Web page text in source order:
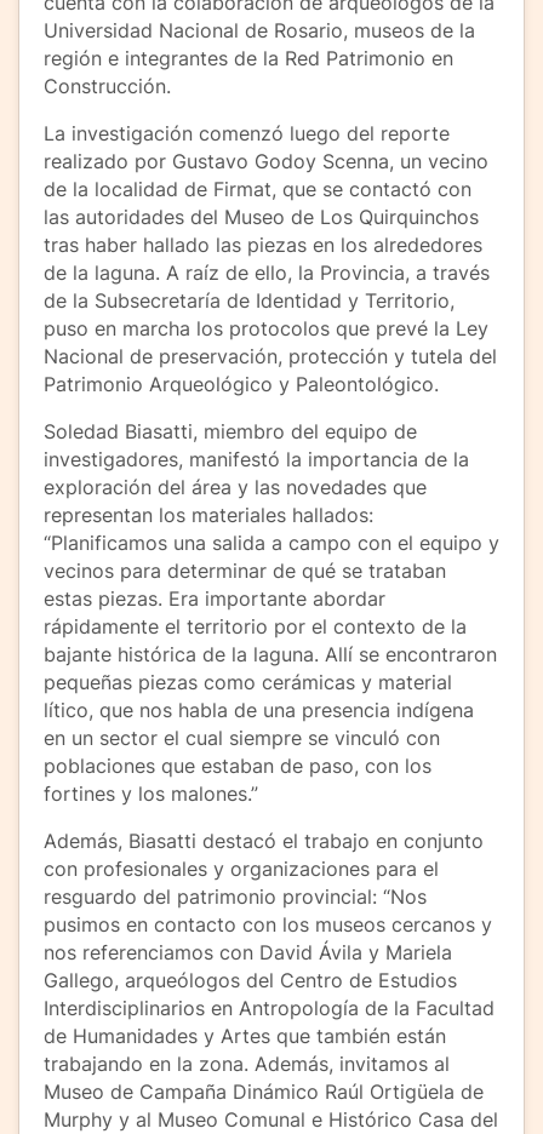
Universidad Nacional de Rosario, museos de la
región e integrantes de la Red Patrimonio en
Construcción.
La investigación comenzó luego del reporte
realizado por Gustavo Godoy Scenna, un vecino
de la localidad de Firmat, que se contactó con
las autoridades del Museo de Los Quirquinchos
tras haber hallado las piezas en los alrededores
de la laguna. A raíz de ello, la Provincia, a través
de la Subsecretaría de Identidad y Territorio,
puso en marcha los protocolos que prevé la Ley
Nacional de preservación, protección y tutela del
Patrimonio Arqueológico y Paleontológico.
Soledad Biasatti, miembro del equipo de
investigadores, manifestó la importancia de la
exploración del área y las novedades que
representan los materiales hallados:
“Planificamos una salida a campo con el equipo y
vecinos para determinar de qué se trataban
estas piezas. Era importante abordar
rápidamente el territorio por el contexto de la
bajante histórica de la laguna. Allí se encontraron
pequeñas piezas como cerámicas y material
lítico, que nos habla de una presencia indígena
en un sector el cual siempre se vinculó con
poblaciones que estaban de paso, con los
fortines y los malones.”
Además, Biasatti destacó el trabajo en conjunto
con profesionales y organizaciones para el
resguardo del patrimonio provincial: “Nos
pusimos en contacto con los museos cercanos y
nos referenciamos con David Ávila y Mariela
Gallego, arqueólogos del Centro de Estudios
Interdisciplinarios en Antropología de la Facultad
de Humanidades y Artes que también están
trabajando en la zona. Además, invitamos al
Museo de Campaña Dinámico Raúl Ortigüela de
Murphy y al Museo Comunal e Histórico Casa del